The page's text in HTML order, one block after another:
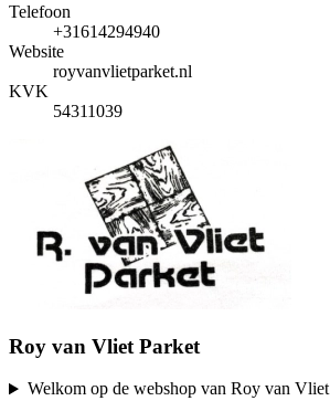
Telefoon
+31614294940
Website
royvanvlietparket.nl
KVK
54311039
Roy van Vliet Parket
Welkom op de webshop van Roy van